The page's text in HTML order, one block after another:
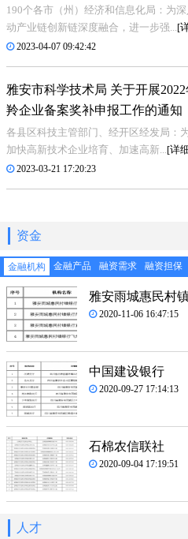
190个各市（州）经济和信息化局：为
动产业链创新链深度融合，进一步强... [
2023-04-07 09:42:42
雅安市科学技术局 关于开展
羚企业备案奖补申报工作的通知
各县区科技主管部门、经开区经发局：
加快高新技术企业培育、加速高新... [详
2023-03-21 17:20:23
资金
金融机构 金融产品 融资需求 融资担保
雅安雨城惠民村
2020-11-06 16:47:15
中国建设银行
2020-09-27 17:14:13
石棉农信联社
2020-09-04 17:19:51
人才